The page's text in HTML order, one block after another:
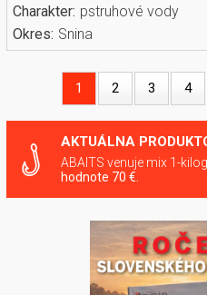
Charakter: pstruhové vody
Okres: Snina
1 2 3 4
AKTUÁLNA
ABAITS venuje mix 1-
hodnote 70 €.